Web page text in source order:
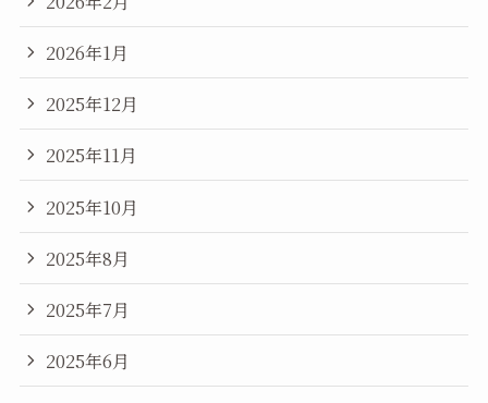
2026年1月
2025年12月
2025年11月
2025年10月
2025年8月
2025年7月
2025年6月